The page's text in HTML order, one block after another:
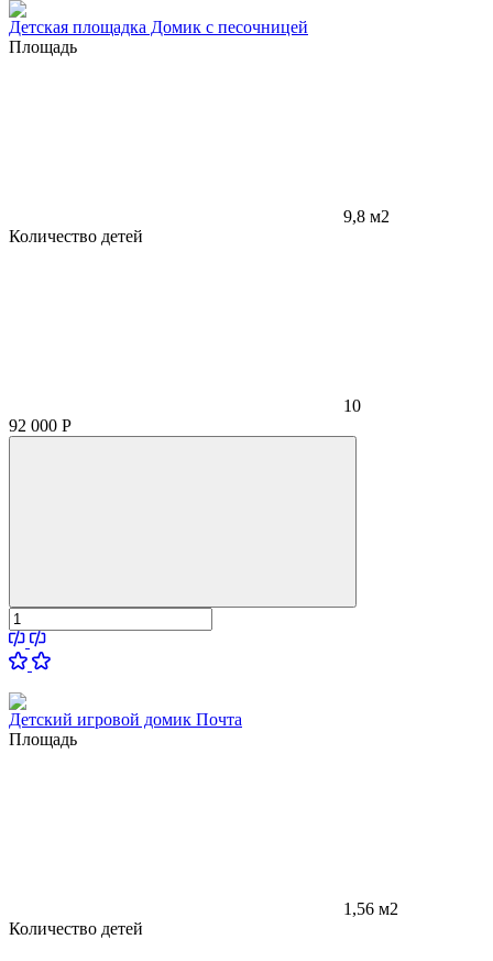
Детская площадка Домик с песочницей
Площадь
9,8 м2
Количество детей
10
92 000 Р
Детский игровой домик Почта
Площадь
1,56 м2
Количество детей